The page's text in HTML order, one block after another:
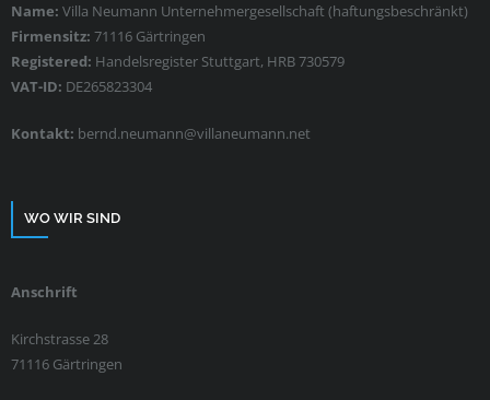
Name: Villa Neumann Unternehmergesellschaft (haftungsbeschränkt)
Firmensitz: 71116 Gärtringen
Registered: Handelsregister Stuttgart, HRB 730579
VAT-ID: DE265823304
Kontakt: bernd.neumann@villaneumann.net
WO WIR SIND
Anschrift
Kirchstrasse 28
71116 Gärtringen